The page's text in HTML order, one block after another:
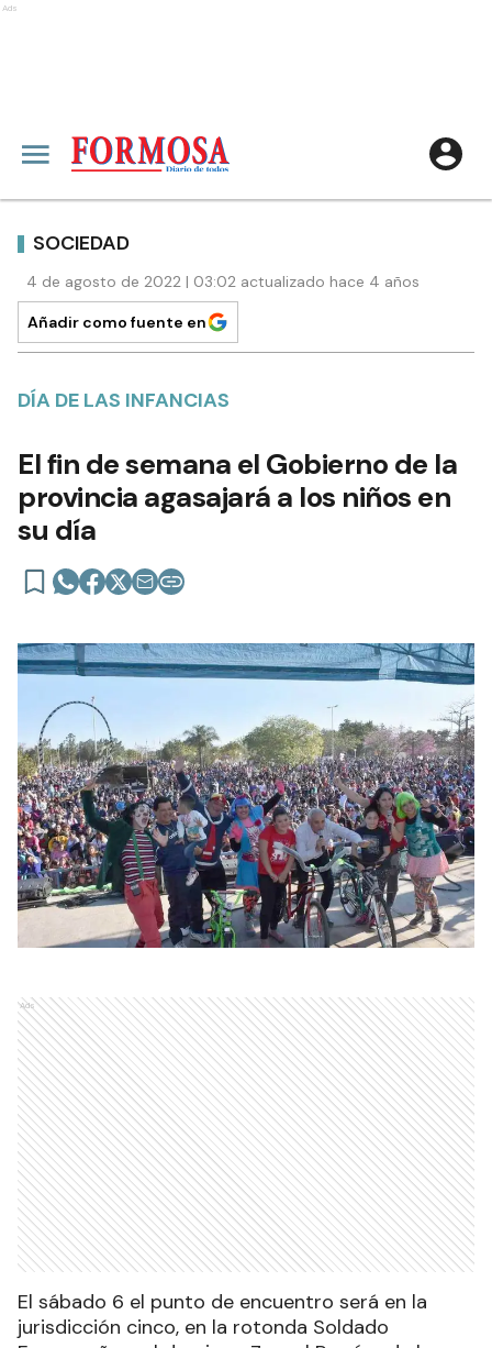
Ads
SOCIEDAD
4 de agosto de 2022 | 03:02 actualizado hace 4 años
Añadir como fuente en
DÍA DE LAS INFANCIAS
El fin de semana el Gobierno de la
provincia agasajará a los niños en
su día
Ads
El sábado 6 el punto de encuentro será en la
jurisdicción cinco, en la rotonda Soldado